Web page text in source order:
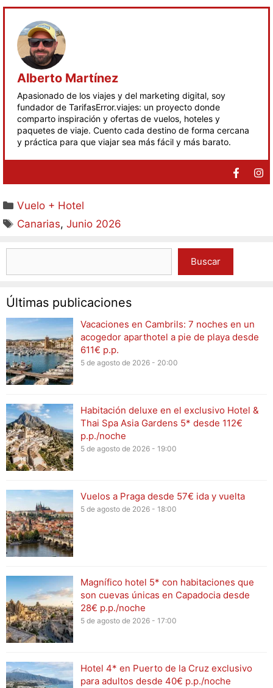
Alberto Martínez
Apasionado de los viajes y del marketing digital, soy
fundador de TarifasError.viajes: un proyecto donde
comparto inspiración y ofertas de vuelos, hoteles y
paquetes de viaje. Cuento cada destino de forma cercana
y práctica para que viajar sea más fácil y más barato.
Vuelo + Hotel
Canarias,Junio 2026
Buscar
Últimas publicaciones
Vacaciones en Cambrils: 7 noches en un
acogedor aparthotel a pie de playa desde
611€ p.p.
5 de agosto de 2026 - 20:00
Habitación deluxe en el exclusivo Hotel &
Thai Spa Asia Gardens 5* desde 112€
p.p./noche
5 de agosto de 2026 - 19:00
Vuelos a Praga desde 57€ ida y vuelta
5 de agosto de 2026 - 18:00
Magnífico hotel 5* con habitaciones que
son cuevas únicas en Capadocia desde
28€ p.p./noche
5 de agosto de 2026 - 17:00
Hotel 4* en Puerto de la Cruz exclusivo
para adultos desde 40€ p.p./noche